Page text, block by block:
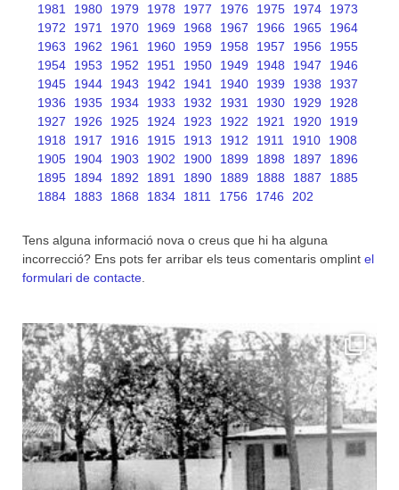
1981
1980 1979 1978 1977 1976 1975 1974
1973
1972
1971 1970 1969 1968 1967 1966 1965
1964
1963
1962 1961 1960 1959 1958 1957 1956
1955
1954
1953 1952 1951 1950 1949 1948 1947
1946
1945
1944 1943 1942 1941 1940 1939 1938
1937
1936
1935 1934 1933 1932 1931 1930 1929
1928
1927
1926 1925 1924 1923 1922 1921 1920
1919
1918
1917 1916 1915 1913 1912 1911 1910
1908
1905
1904 1903 1902 1900 1899 1898 1897
1896
1895
1894 1892 1891 1890 1889 1888 1887
1885
1884
1883 1868 1834 1811 1756 1746 202
Tens alguna informació nova o creus que hi ha alguna
incorrecció? Ens pots fer arribar els teus comentaris omplint el
formulari de contacte